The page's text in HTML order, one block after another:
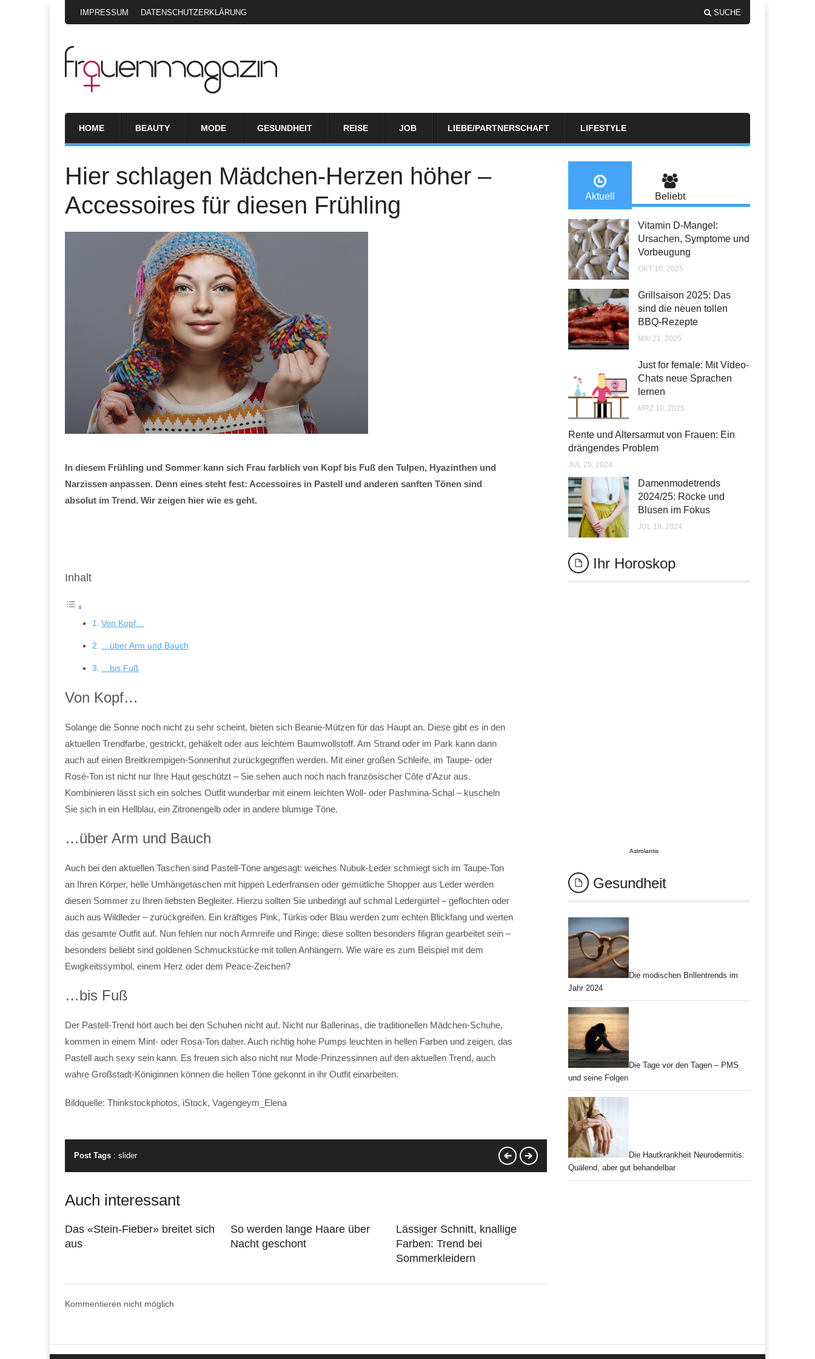
IMPRESSUM DATENSCHUTZERKLÄRUNG SUCHE
HOME BEAUTY MODE GESUNDHEIT REISE JOB LIEBE/PARTNERSCHAFT LIFESTYLE
Hier schlagen Mädchen-Herzen höher –
Accessoires für diesen Frühling
In diesem Frühling und Sommer kann sich Frau farblich von Kopf bis Fuß den Tulpen, Hyazinthen und
Narzissen anpassen. Denn eines steht fest: Accessoires in Pastell und anderen sanften Tönen sind
absolut im Trend. Wir zeigen hier wie es geht.
Inhalt
Von Kopf…
…über Arm und Bauch
…bis Fuß
Von Kopf…
Solange die Sonne noch nicht zu sehr scheint, bieten sich Beanie-Mützen für das Haupt an. Diese gibt es in den
aktuellen Trendfarbe, gestrickt, gehäkelt oder aus leichtem Baumwollstoff. Am Strand oder im Park kann dann
auch auf einen Breitkrempigen-Sonnenhut zurückgegriffen werden. Mit einer großen Schleife, im Taupe- oder
Rosé-Ton ist nicht nur Ihre Haut geschützt – Sie sehen auch noch nach französischer Côte d’Azur aus.
Kombinieren lässt sich ein solches Outfit wunderbar mit einem leichten Woll- oder Pashmina-Schal – kuscheln
Sie sich in ein Hellblau, ein Zitronengelb oder in andere blumige Töne.
…über Arm und Bauch
Auch bei den aktuellen Taschen sind Pastell-Töne angesagt: weiches Nubuk-Leder schmiegt sich im Taupe-Ton
an Ihren Körper, helle Umhängetaschen mit hippen Lederfransen oder gemütliche Shopper aus Leder werden
diesen Sommer zu Ihren liebsten Begleiter. Hierzu sollten Sie unbedingt auf schmal Ledergürtel – geflochten oder
auch aus Wildleder – zurückgreifen. Ein kräftiges Pink, Türkis oder Blau werden zum echten Blickfang und werten
das gesamte Outfit auf. Nun fehlen nur noch Armreife und Ringe: diese sollten besonders filigran gearbeitet sein –
besonders beliebt sind goldenen Schmuckstücke mit tollen Anhängern. Wie wäre es zum Beispiel mit dem
Ewigkeitssymbol, einem Herz oder dem Peace-Zeichen?
…bis Fuß
Der Pastell-Trend hört auch bei den Schuhen nicht auf. Nicht nur Ballerinas, die traditionellen Mädchen-Schuhe,
kommen in einem Mint- oder Rosa-Ton daher. Auch richtig hohe Pumps leuchten in hellen Farben und zeigen, das
Pastell auch sexy sein kann. Es freuen sich also nicht nur Mode-Prinzessinnen auf den aktuellen Trend, auch
wahre Großstadt-Königinnen können die hellen Töne gekonnt in ihr Outfit einarbeiten.
Bildquelle: Thinkstockphotos, iStock, Vagengeym_Elena
Post Tags : slider
Auch interessant
Das «Stein-Fieber» breitet sich
aus
So werden lange Haare über
Nacht geschont
Lässiger Schnitt, knallige
Farben: Trend bei
Sommerkleidern
Kommentieren nicht möglich
Aktuell Beliebt
Vitamin D-Mangel:
Ursachen, Symptome und
Vorbeugung
OKT 10, 2025
Grillsaison 2025: Das
sind die neuen tollen
BBQ-Rezepte
MAI 21, 2025
Just for female: Mit Video-
Chats neue Sprachen
lernen
MRZ 10, 2025
Rente und Altersarmut von Frauen: Ein
drängendes Problem
JUL 25, 2024
Damenmodetrends
2024/25: Röcke und
Blusen im Fokus
JUL 19, 2024
Ihr Horoskop
Astrolantis
Gesundheit
Die modischen Brillentrends im
Jahr 2024
Die Tage vor den Tagen – PMS
und seine Folgen
Die Hautkrankheit Neurodermitis:
Quälend, aber gut behandelbar